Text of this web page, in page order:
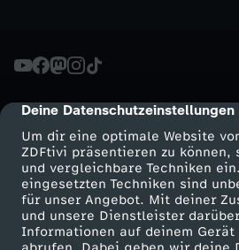
cmp-dialog-description
Deine Datenschutzeinstellungen
Um dir eine optimale Website
ZDFtivi präsentieren zu können,
und vergleichbare Techniken
eingesetzten Techniken sind
für unser Angebot. Mit deiner
und unsere Dienstleister
Informationen auf deinem
s
g
l
ü
c
Mehr ZDF
ZDF-Apps